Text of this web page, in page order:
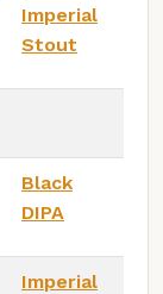
Imperial
Stout
Black
DIPA
Imperial